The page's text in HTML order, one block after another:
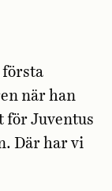
första
när han
för Juventus
Där har vi